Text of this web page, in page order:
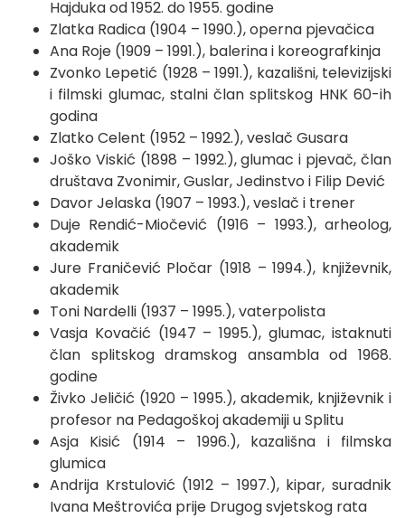
Hajduka od 1952. do 1955. godine
Zlatka Radica (1904 – 1990.), operna pjevačica
Ana Roje (1909 – 1991.), balerina i koreografkinja
Zvonko Lepetić (1928 – 1991.), kazališni, televizijski
i filmski glumac, stalni član splitskog HNK 60-ih
godina
Zlatko Celent (1952 – 1992.), veslač Gusara
Joško Viskić (1898 – 1992.), glumac i pjevač, član
društava Zvonimir, Guslar, Jedinstvo i Filip Dević
Davor Jelaska (1907 – 1993.), veslač i trener
Duje Rendić-Miočević (1916 – 1993.), arheolog,
akademik
Jure Franičević Pločar (1918 – 1994.), književnik,
akademik
Toni Nardelli (1937 – 1995.), vaterpolista
Vasja Kovačić (1947 – 1995.), glumac, istaknuti
član splitskog dramskog ansambla od 1968.
godine
Živko Jeličić (1920 – 1995.), akademik, književnik i
profesor na Pedagoškoj akademiji u Splitu
Asja Kisić (1914 – 1996.), kazališna i filmska
glumica
Andrija Krstulović (1912 – 1997.), kipar, suradnik
Ivana Meštrovića prije Drugog svjetskog rata